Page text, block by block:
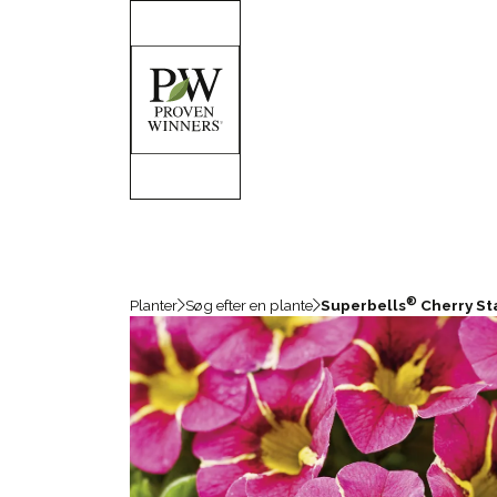
Planter Søg efter en plante Superbells® Cherry